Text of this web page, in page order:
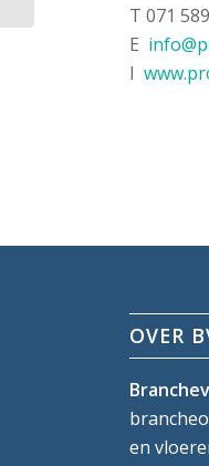
T 071
E
I
OVER
en